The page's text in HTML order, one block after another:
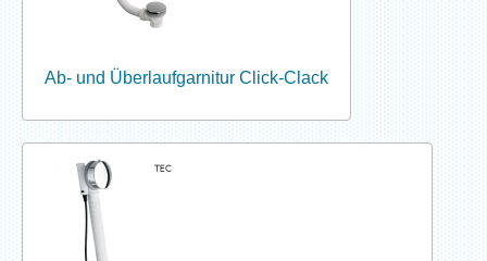
Ab- und Überlaufgarnitur Click-Clack